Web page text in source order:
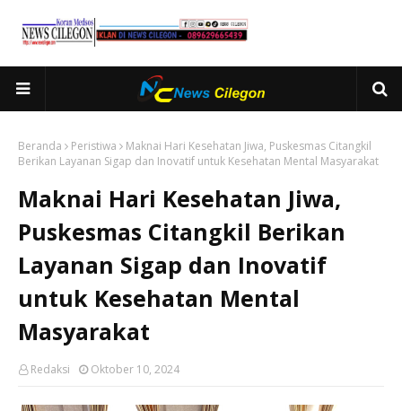
Beranda Peristiwa
Maknai Hari Kesehatan Jiwa, Puskesmas Citangkil
Berikan Layanan Sigap dan Inovatif untuk Kesehatan Mental Masyarakat
Maknai Hari Kesehatan Jiwa,
Puskesmas Citangkil Berikan
Layanan Sigap dan Inovatif
untuk Kesehatan Mental
Masyarakat
Redaksi Oktober 10, 2024